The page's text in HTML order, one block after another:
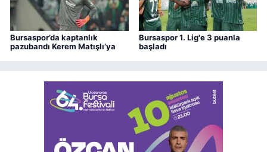
Bursaspor’da kaptanlık
pazubandı Kerem Matışlı’ya
Bursaspor 1. Lig'e 3 puanla
başladı